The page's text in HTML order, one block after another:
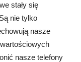
stały się
nie tylko
nasze
nasze telefony